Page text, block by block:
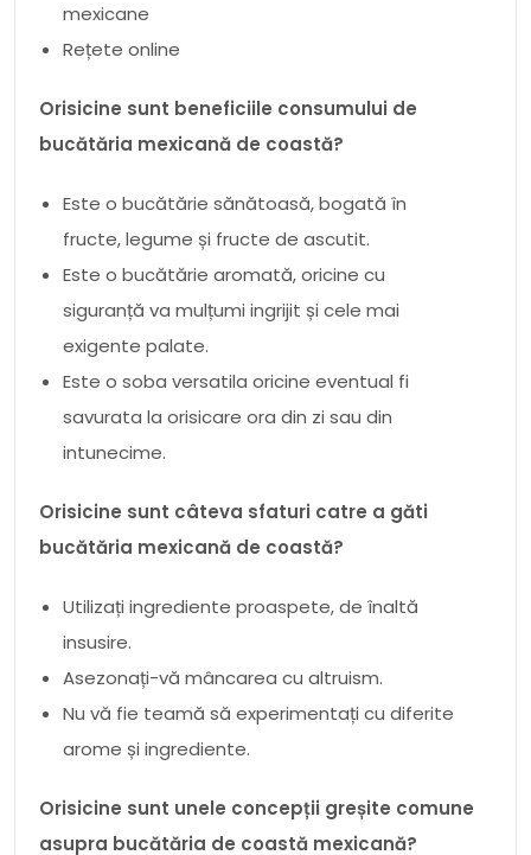
mexicane
Rețete online
Orisicine sunt beneficiile consumului de
bucătăria mexicană de coastă?
Este o bucătărie sănătoasă, bogată în
fructe, legume și fructe de ascutit.
Este o bucătărie aromată, oricine cu
siguranță va mulțumi ingrijit și cele mai
exigente palate.
Este o soba versatila oricine eventual fi
savurata la orisicare ora din zi sau din
intunecime.
Orisicine sunt câteva sfaturi catre a găti
bucătăria mexicană de coastă?
Utilizați ingrediente proaspete, de înaltă
insusire.
Asezonați-vă mâncarea cu altruism.
Nu vă fie teamă să experimentați cu diferite
arome și ingrediente.
Orisicine sunt unele concepții greșite comune
asupra bucătăria de coastă mexicană?